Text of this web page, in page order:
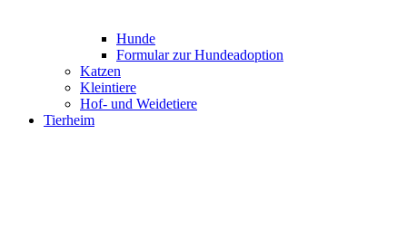
Hunde
Formular zur Hundeadoption
Katzen
Kleintiere
Hof- und Weidetiere
Tierheim